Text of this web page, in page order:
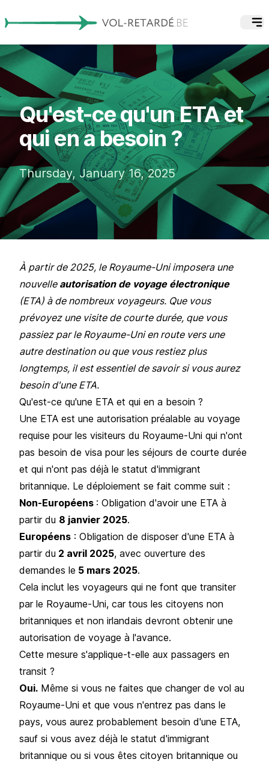
Qu'est-ce qu'un ETA et
qui en a besoin ?
Thursday, January 16, 2025
À partir de 2025, le Royaume-Uni imposera une
nouvelle autorisation de voyage électronique
(ETA) à de nombreux voyageurs. Que vous
prévoyez une visite de courte durée, que vous
passiez par le Royaume-Uni en route vers une
autre destination ou que vous restiez plus
longtemps, il est essentiel de savoir si vous aurez
besoin d'une ETA.
Qu'est-ce qu'une ETA et qui en a besoin ?
Une ETA est une autorisation préalable au voyage
requise pour les visiteurs du Royaume-Uni qui n'ont
pas besoin de visa pour les séjours de courte durée
et qui n'ont pas déjà le statut d'immigrant
britannique. Le déploiement se fait comme suit :
Non-Européens : Obligation d'avoir une ETA à
partir du 8 janvier 2025.
Européens : Obligation de disposer d'une ETA à
partir du 2 avril 2025, avec ouverture des
demandes le 5 mars 2025.
Cela inclut les voyageurs qui ne font que transiter
par le Royaume-Uni, car tous les citoyens non
britanniques et non irlandais devront obtenir une
autorisation de voyage à l'avance.
Cette mesure s'applique-t-elle aux passagers en
transit ?
Oui. Même si vous ne faites que changer de vol au
Royaume-Uni et que vous n'entrez pas dans le
pays, vous aurez probablement besoin d'une ETA,
sauf si vous avez déjà le statut d'immigrant
britannique ou si vous êtes citoyen britannique ou